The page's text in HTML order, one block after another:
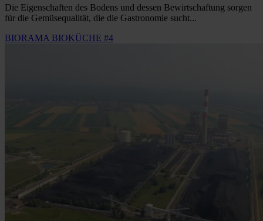
Die Eigenschaften des Bodens und dessen Bewirtschaftung sorgen
für die Gemüsequalität, die die Gastronomie sucht...
BIORAMA BIOKÜCHE #4